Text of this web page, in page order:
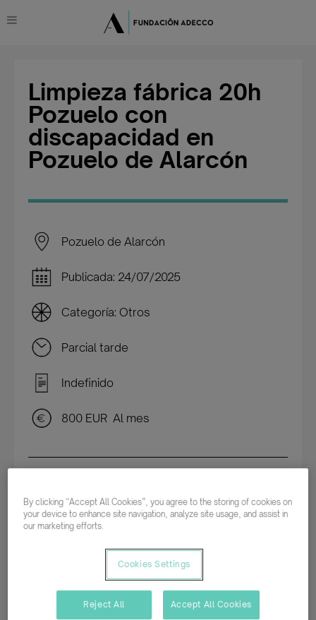
Limpieza fábrica 20h
Pozuelo con
discapacidad en
Pozuelo de Alarcón
Pozuelo de Alarcón
Publicada: 24/07/2025
Categoría: Otros
Parcial tarde
Indefinido
800 EUR Al mes
¿Eres una persona que presta atención al
detalle, con buena gestión del tiempo y
capacidad de trabajo en equipo? ¿Te gustaría
unirte a un equipo de limpieza, velando por un
entorno limpio, seguro y eficiente?
By clicking “Accept All Cookies”, you agree to the storing of cookies on
your device to enhance site navigation, analyze site usage, and assist in
our marketing efforts.
Cookies Settings
Reject All Accept All Cookies